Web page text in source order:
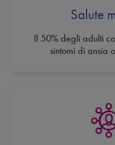
Salute
Il 50% degli adulti
sintomi di ansia